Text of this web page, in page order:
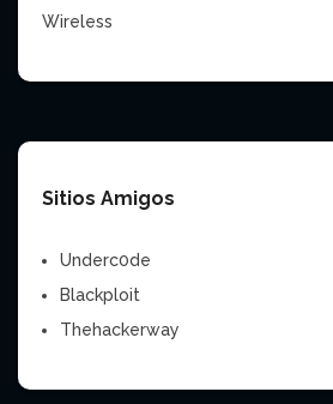
Wireless
Sitios Amigos
Underc0de
Blackploit
Thehackerway